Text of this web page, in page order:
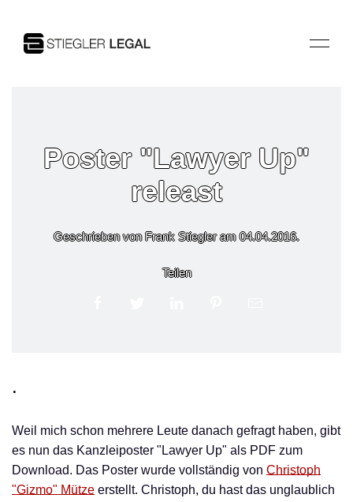
Poster "Lawyer Up"
releast
Geschrieben von Frank Stiegler am04.04.2016.
Teilen
.
Weil mich schon mehrere Leute danach gefragt haben, gibt
es nun das Kanzleiposter "Lawyer Up" als PDF zum
Download. Das Poster wurde vollständig von Christoph
"Gizmo" Mütze erstellt. Christoph, du hast das unglaublich